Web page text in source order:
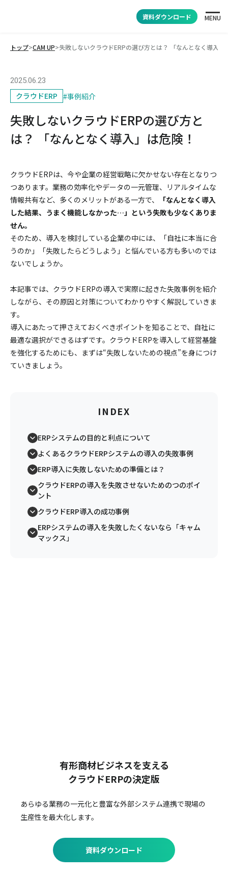
資料ダウンロード MENU
トップ>CAM UP>失敗しないクラウドERPの選び方とは？ 「なんとなく導入」
2025.06.23
クラウドERP #事例紹介
失敗しないクラウドERPの選び方と
は？ 「なんとなく導入」は危険！
クラウドERPは、今や企業の経営戦略に欠かせない存在となりつ
つあります。業務の効率化やデータの一元管理、リアルタイムな
情報共有など、多くのメリットがある一方で、
「なんとなく導入
した結果、うまく機能しなかった…」という失敗も少なくありま
せん。
そのため、導入を検討している企業の中には、「自社に本当に合
うのか」「失敗したらどうしよう」と悩んでいる方も多いのでは
ないでしょうか。
本記事では、クラウドERPの導入で実際に起きた失敗事例を紹介
しながら、その原因と対策についてわかりやすく解説していきま
す。
導入にあたって押さえておくべきポイントを知ることで、自社に
最適な選択ができるはずです。クラウドERPを導入して経営基盤
を強化するためにも、まずは“失敗しないための視点”を身につけ
ていきましょう。
INDEX
ERPシステムの目的と利点について
よくあるクラウドERPシステムの導入の失敗事例
ERP導入に失敗しないための準備とは？
クラウドERPの導入を失敗させないためのつのポイ
ント
クラウドERP導入の成功事例
ERPシステムの導入を失敗したくないなら「キャム
マックス」
有形商材ビジネスを支える
クラウドERPの決定版
あらゆる業務の一元化と豊富な外部システム連携で現場の
生産性を最大化します。
資料ダウンロード